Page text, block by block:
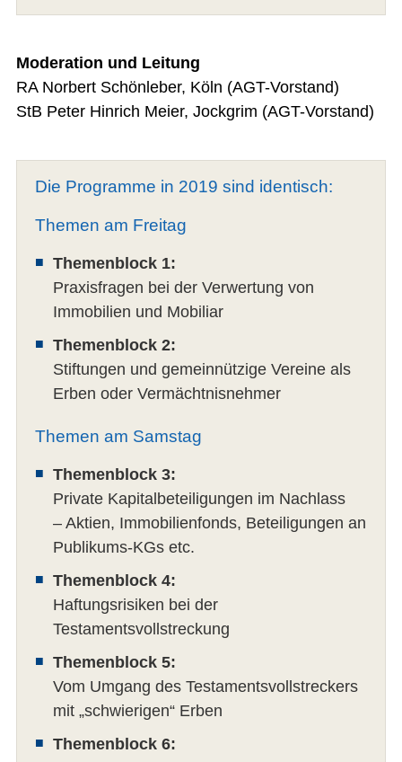
Moderation und Leitung
RA Norbert Schönleber, Köln (AGT-Vorstand)
StB Peter Hinrich Meier, Jockgrim (AGT-Vorstand)
Die Programme in 2019 sind identisch:
Themen am Freitag
Themenblock 1:
Praxisfragen bei der Verwertung von
Immobilien und Mobiliar
Themenblock 2:
Stiftungen und gemeinnützige Vereine als
Erben oder Vermächtnisnehmer
Themen am Samstag
Themenblock 3:
Private Kapitalbeteiligungen im Nachlass
– Aktien, Immobilienfonds, Beteiligungen an
Publikums-KGs etc.
Themenblock 4:
Haftungsrisiken bei der
Testamentsvollstreckung
Themenblock 5:
Vom Umgang des Testamentsvollstreckers
mit „schwierigen“ Erben
Themenblock 6: